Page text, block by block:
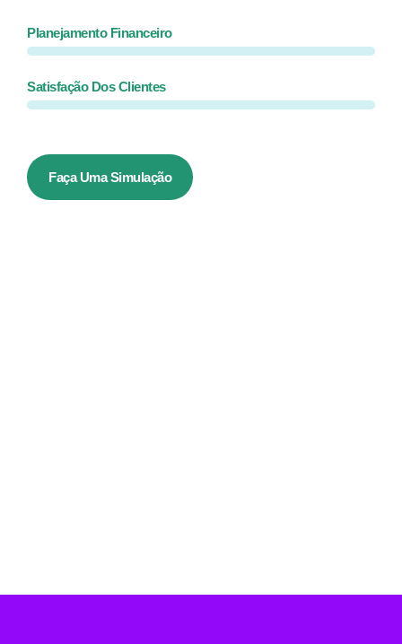
Planejamento Financeiro
Satisfação Dos Clientes
Faça Uma Simulação